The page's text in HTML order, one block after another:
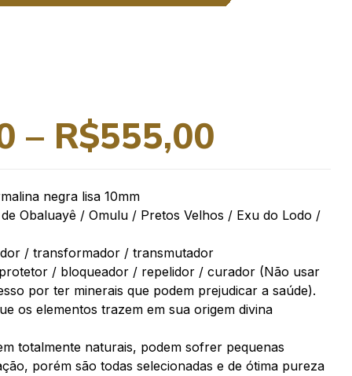
– R$555,00
negra lisa 10mm
Obaluayê / Omulu / Pretos Velhos / Exu do Lodo /
/ transformador / transmutador
/ bloqueador / repelidor / curador (Não usar
por ter minerais que podem prejudicar a saúde).
os elementos trazem em sua origem divina
totalmente naturais, podem sofrer pequenas
porém são todas selecionadas e de ótima pureza